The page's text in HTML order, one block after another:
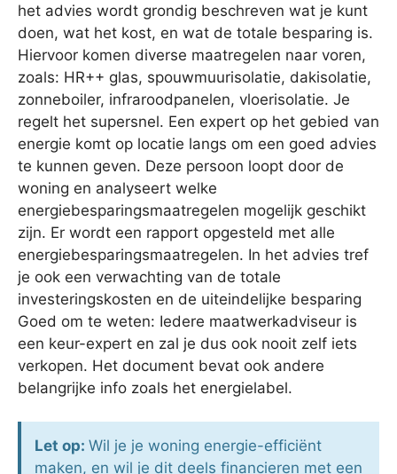
het advies wordt grondig beschreven wat je kunt
doen, wat het kost, en wat de totale besparing is.
Hiervoor komen diverse maatregelen naar voren,
zoals: HR++ glas, spouwmuurisolatie, dakisolatie,
zonneboiler, infraroodpanelen, vloerisolatie. Je
regelt het supersnel. Een expert op het gebied van
energie komt op locatie langs om een goed advies
te kunnen geven. Deze persoon loopt door de
woning en analyseert welke
energiebesparingsmaatregelen mogelijk geschikt
zijn. Er wordt een rapport opgesteld met alle
energiebesparingsmaatregelen. In het advies tref
je ook een verwachting van de totale
investeringskosten en de uiteindelijke besparing
Goed om te weten: Iedere maatwerkadviseur is
een keur-expert en zal je dus ook nooit zelf iets
verkopen. Het document bevat ook andere
belangrijke info zoals het energielabel.
Let op: Wil je je woning energie-efficiënt
maken, en wil je dit deels financieren met een